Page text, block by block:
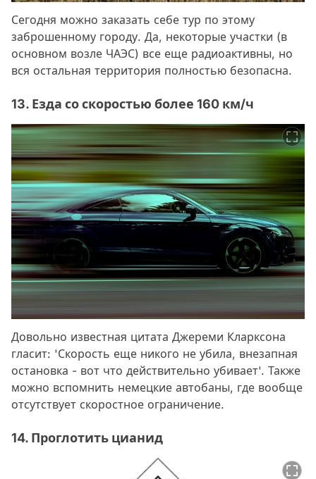
Сегодня можно заказать себе тур по этому
заброшенному городу. Да, некоторые участки (в
основном возле ЧАЭС) все еще радиоактивны, но
вся остальная территория полностью безопасна.
13. Езда со скоростью более 160 км/ч
Довольно известная цитата Джереми Кларксона
гласит: 'Скорость еще никого не убила, внезапная
остановка - вот что действительно убивает'. Также
можно вспомнить немецкие автобаны, где вообще
отсутствует скоростное ограничение.
14. Проглотить цианид